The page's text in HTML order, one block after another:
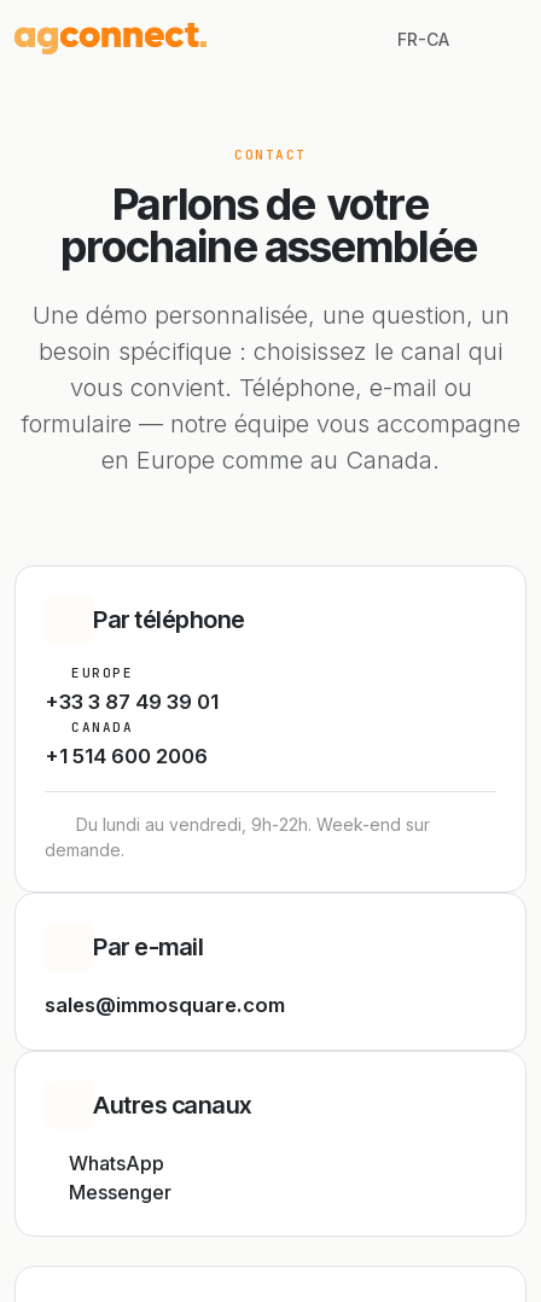
FR-CA
CONTACT
Parlons de votre
prochaine assemblée
Une démo personnalisée, une question, un
besoin spécifique : choisissez le canal qui
vous convient. Téléphone, e-mail ou
formulaire — notre équipe vous accompagne
en Europe comme au Canada.
Par téléphone
EUROPE
+33 3 87 49 39 01
CANADA
+1 514 600 2006
Du lundi au vendredi, 9h-22h. Week-end sur
demande.
Par e-mail
sales@immosquare.com
Autres canaux
WhatsApp
Messenger